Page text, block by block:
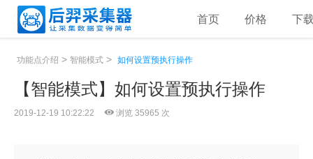
首页 价格 下
功能点介绍 > 智能模式 > 如何设置预执行操作
【智能模式】如何设置预执行操作
2019-12-19 10:22:22 浏览 35965 次